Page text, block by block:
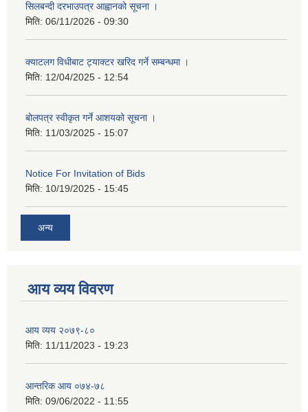
सिलबन्दी दरभाउपत्र आह्वानको सूचना ।
मिति: 06/11/2026 - 09:30
क्याटलग विधीबाट ट्याक्टर खरिद गर्ने सम्बन्धमा ।
मिति: 12/04/2025 - 12:54
बोलपत्र स्वीकृत गर्ने आशयको सूचना ।
मिति: 11/03/2025 - 15:07
Notice For Invitation of Bids
मिति: 10/19/2025 - 15:45
अन्य
आय व्यय विवरण
आय व्यय २०७९-८०
मिति: 11/11/2023 - 19:23
आन्तरिक आय ०७४-७८
मिति: 09/06/2022 - 11:55